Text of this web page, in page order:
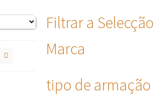
Filtrar a Selecção
Marca
tipo de armação